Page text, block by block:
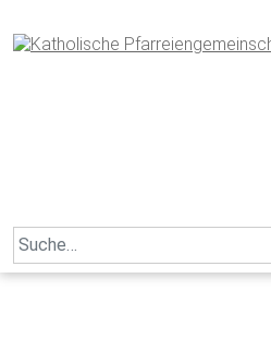
to
content
Search
for: